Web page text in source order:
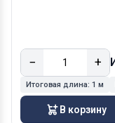
− +
Итоговая длина: 1 м
В корзину